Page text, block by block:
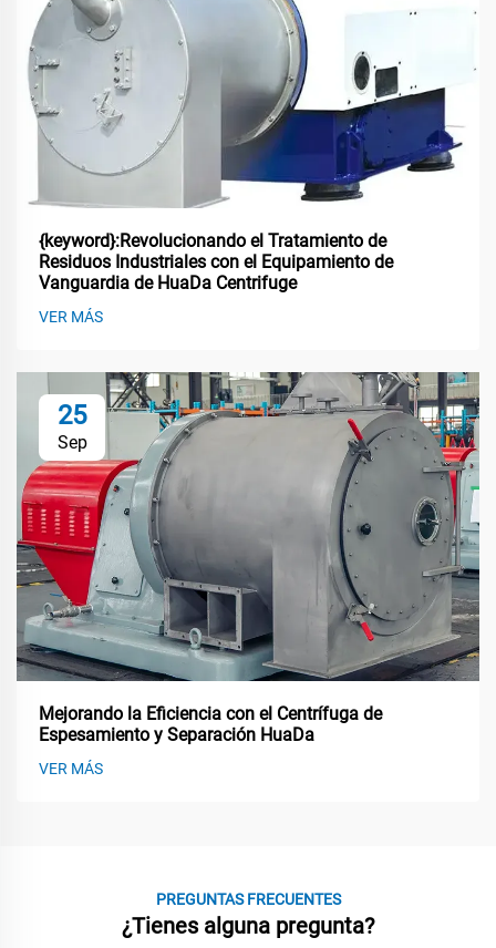
{keyword}:Revolucionando el Tratamiento de
Residuos Industriales con el Equipamiento de
Vanguardia de HuaDa Centrifuge
VER MÁS
25
Sep
Mejorando la Eficiencia con el Centrífuga de
Espesamiento y Separación HuaDa
VER MÁS
PREGUNTAS FRECUENTES
¿Tienes alguna pregunta?